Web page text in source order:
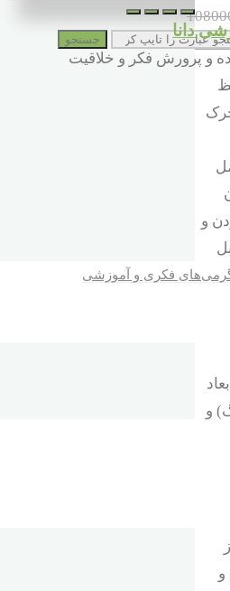
جستجو دانا
و پرورش فکر و خلاقیت
فکری و آموزشی
و
و
و